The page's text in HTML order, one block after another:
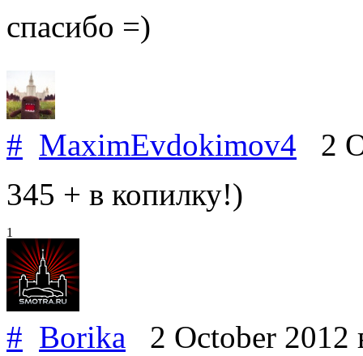
спасибо =)
# MaximEvdokimov4 2
345 + в копилку!)
1
# Borika 2 October 2012